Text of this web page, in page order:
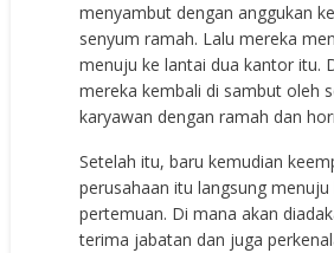
menyambut dengan anggukan
senyum ramah. Lalu mereka
menuju ke lantai dua kantor itu.
mereka kembali di sambut oleh
karyawan dengan ramah dan
Setelah itu, baru kemudian
perusahaan itu langsung menuju
pertemuan. Di mana akan
terima jabatan dan juga